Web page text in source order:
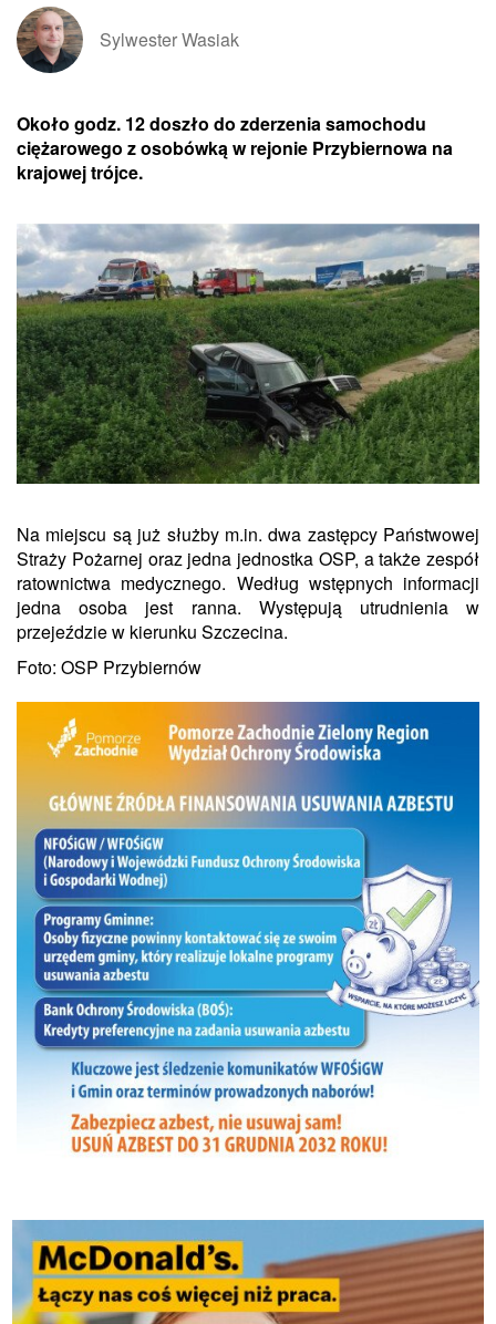
Sylwester Wasiak
Około godz. 12 doszło do zderzenia samochodu
ciężarowego z osobówką w rejonie Przybiernowa na
krajowej trójce.
Na miejscu są już służby m.in. dwa zastępcy Państwowej
Straży Pożarnej oraz jedna jednostka OSP, a także zespół
ratownictwa medycznego. Według wstępnych informacji
jedna osoba jest ranna. Występują utrudnienia w
przejeździe w kierunku Szczecina.
Foto: OSP Przybiernów